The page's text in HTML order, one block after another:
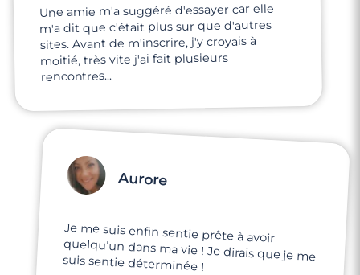
Une amie m'a suggéré d'essayer car elle
m'a dit que c'était plus sur que d'autres
sites. Avant de m'inscrire, j'y croyais à
moitié, très vite j'ai fait plusieurs
rencontres...
Aurore
Je me suis enfin sentie prête à avoir
quelqu'un dans ma vie ! Je dirais que je me
suis sentie déterminée !